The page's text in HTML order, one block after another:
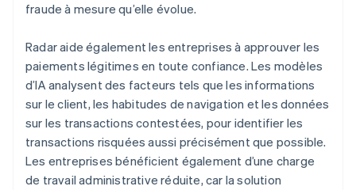
fraude à mesure qu’elle évolue.
Radar aide également les entreprises à approuver les
paiements légitimes en toute confiance. Les modèles
d’IA analysent des facteurs tels que les informations
sur le client, les habitudes de navigation et les données
sur les transactions contestées, pour identifier les
transactions risquées aussi précisément que possible.
Les entreprises bénéficient également d’une charge
de travail administrative réduite, car la solution